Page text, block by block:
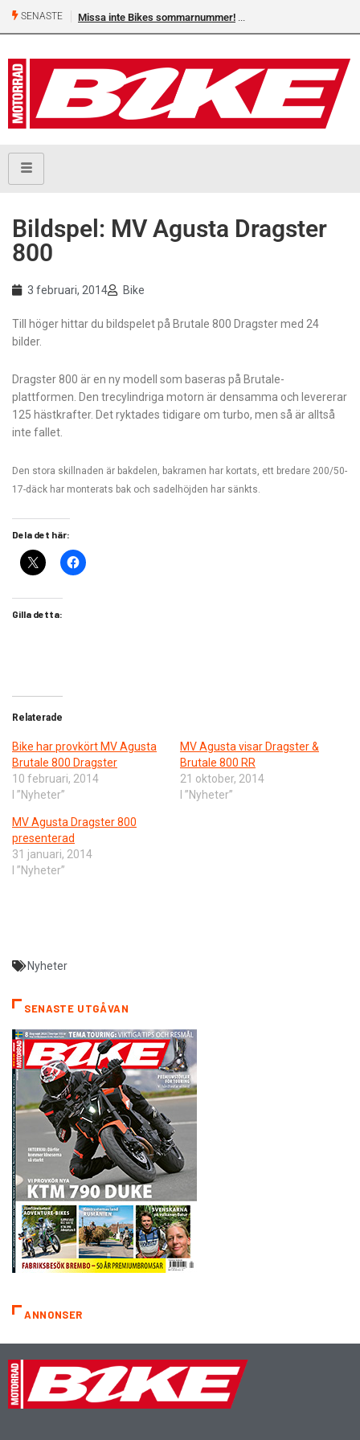
SENASTE Missa inte Bikes sommarnummer!
Bildspel: MV Agusta Dragster
800
3 februari, 2014 Bike
Till höger hittar du bildspelet på Brutale 800 Dragster med 24
bilder.
Dragster 800 är en ny modell som baseras på Brutale-
plattformen. Den trecylindriga motorn är densamma och levererar
125 hästkrafter. Det ryktades tidigare om turbo, men så är alltså
inte fallet.
Den stora skillnaden är bakdelen, bakramen har kortats, ett bredare 200/50-
17-däck har monterats bak och sadelhöjden har sänkts.
Dela det här:
Gilla detta:
Relaterade
Bike har provkört MV Agusta
Brutale 800 Dragster
10 februari, 2014
I ”Nyheter”
MV Agusta visar Dragster &
Brutale 800 RR
21 oktober, 2014
I ”Nyheter”
MV Agusta Dragster 800
presenterad
31 januari, 2014
I ”Nyheter”
Nyheter
SENASTE UTGÅVAN
ANNONSER